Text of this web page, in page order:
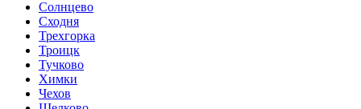
Солнцево
Сходня
Трехгорка
Троицк
Тучково
Химки
Чехов